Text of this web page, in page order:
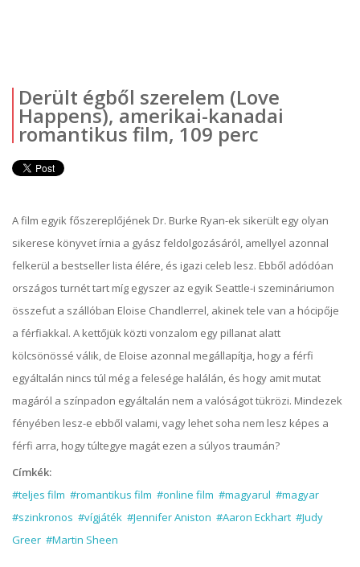
Derült égből szerelem (Love
Happens), amerikai-kanadai
romantikus film, 109 perc
A film egyik főszereplőjének Dr. Burke Ryan-ek sikerült egy olyan
sikerese könyvet írnia a gyász feldolgozásáról, amellyel azonnal
felkerül a bestseller lista élére, és igazi celeb lesz. Ebből adódóan
országos turnét tart míg egyszer az egyik Seattle-i szemináriumon
összefut a szállóban Eloise Chandlerrel, akinek tele van a hócipője
a férfiakkal. A kettőjük közti vonzalom egy pillanat alatt
kölcsönössé válik, de Eloise azonnal megállapítja, hogy a férfi
egyáltalán nincs túl még a felesége halálán, és hogy amit mutat
magáról a színpadon egyáltalán nem a valóságot tükrözi. Mindezek
fényében lesz-e ebből valami, vagy lehet soha nem lesz képes a
férfi arra, hogy túltegye magát ezen a súlyos traumán?
Címkék:
#teljes film #romantikus film #online film #magyarul #magyar
#szinkronos #vígjáték #Jennifer Aniston #Aaron Eckhart #Judy
Greer #Martin Sheen